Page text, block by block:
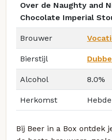
Over de Naughty and
Chocolate Imperial
Brouwer
Bierstijl
Alcohol 8.0%
Herkomst
Bij Beer in a Box ontdek